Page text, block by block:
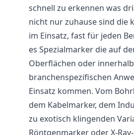
schnell zu erkennen was
nicht nur zuhause sind die
im Einsatz, fast für jeden
es Spezialmarker die auf
Oberflächen oder
branchenspezifischen
Einsatz kommen. Vom
dem Kabelmarker, dem
zu exotisch klingenden
Röntgenmarker oder X-